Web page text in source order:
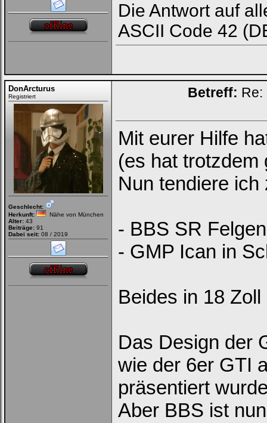
Die Antwort auf
ASCII Code 42
DonArcturus
Registriert
Geschlecht:
Herkunft:
Nähe von München
Alter: 43
Beiträge: 91
Dabei seit: 08 / 2019
Betreff:
Mit eurer Hilfe
(es hat
Nun tendiere ich
- BBS SR
- GMP Ican in
Beides in 18 Zoll
Das Design der
wie der 6er GTI
präsentiert
Aber BBS ist